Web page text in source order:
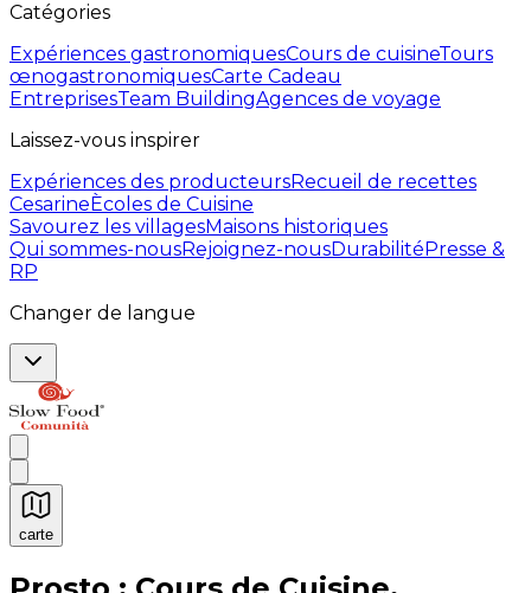
Catégories
Expériences gastronomiquesCours de cuisineTours
œnogastronomiquesCarte Cadeau
EntreprisesTeam BuildingAgences de voyage
Laissez-vous inspirer
Expériences des producteursRecueil de recettes
CesarineÈcoles de Cuisine
Savourez les villagesMaisons historiques
Qui sommes-nousRejoignez-nousDurabilitéPresse &
RP
Changer de langue
carte
Expériences culinaires inoubliables : Expériences